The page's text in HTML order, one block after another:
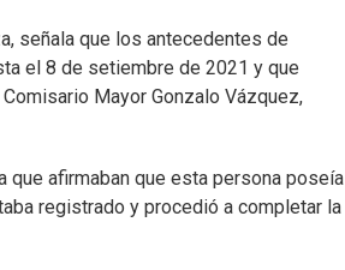
señala que los antecedentes de
el 8 de setiembre de 2021 y que
Mayor Gonzalo Vázquez,
que afirmaban que esta persona poseía
registrado y procedió a completar la